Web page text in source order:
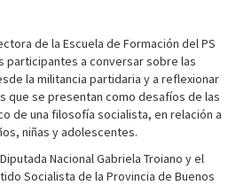
de la Escuela de Formación del PS
participantes a conversar sobre las
la militancia partidaria y a reflexionar
que se presentan como desafíos de las
de una filosofía socialista, en relación a
niñas y adolescentes.
Nacional Gabriela Troiano y el
Socialista de la Provincia de Buenos